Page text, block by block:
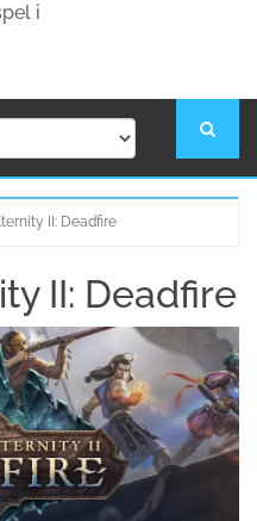
i
II: Deadfire
II: Deadfire